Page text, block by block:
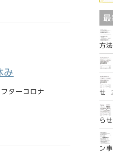
み
ターコロナ
最
方
せ
ら
ン